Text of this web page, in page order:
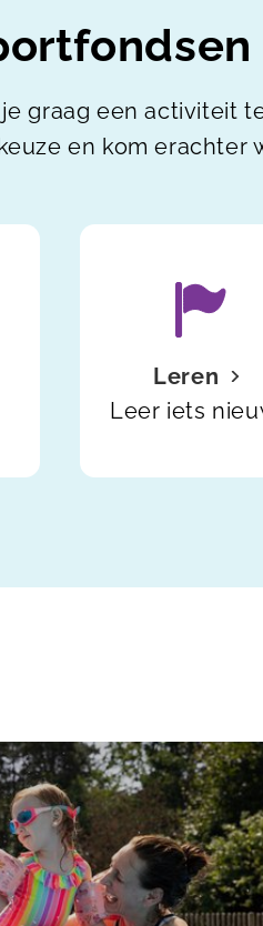
graag een activiteit
en kom erachter
Leren
Leer iets